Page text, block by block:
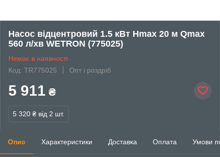
Насос відцентровий 1.5 кВт Hmax 20 м Qmax
560 л/хв WETRON (775025)
Немає в наявності
Код: TR775025
Опт і роздріб
5 911 ₴
5 320 ₴ від 2 шт.
Опис Характеристики Доставка Оплата Умови